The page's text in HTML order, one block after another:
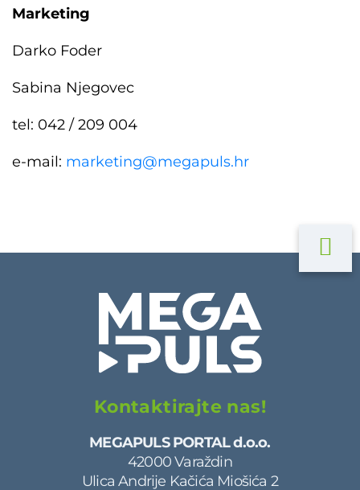
Marketing
Darko Foder
Sabina Njegovec
tel: 042 / 209 004
e-mail: marketing@megapuls.hr
Kontaktirajte nas!
MEGAPULS PORTAL d.o.o.
42000 Varaždin
Ulica Andrije Kačića Miošića 2